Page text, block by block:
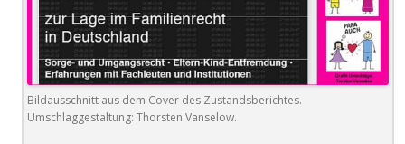
Bildausschnitt aus dem Cover des Zustandsberichtes.
Umschlaggestaltung: Thorsten Vanselow.